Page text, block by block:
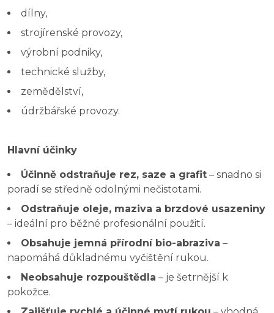
dílny,
strojírenské provozy,
výrobní podniky,
technické služby,
zemědělství,
údržbářské provozy.
Hlavní účinky
Účinně odstraňuje rez, saze a grafit – snadno si
poradí se středně odolnými nečistotami.
Odstraňuje oleje, maziva a brzdové usazeniny
– ideální pro běžné profesionální použití.
Obsahuje jemná přírodní bio-abraziva –
napomáhá důkladnému vyčištění rukou.
Neobsahuje rozpouštědla – je šetrnější k
pokožce.